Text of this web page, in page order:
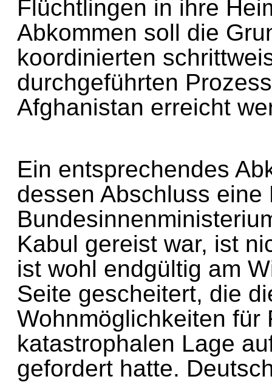
Flüchtlingen in ihre
Abkommen soll die
koordinierten
durchgeführten
Afghanistan erreicht
Ein entsprechendes
dessen Abschluss
Kabul gereist war, ist
ist wohl endgültig am
Seite gescheitert, die
Wohnmöglichkeiten
katastrophalen Lage
gefordert hatte.